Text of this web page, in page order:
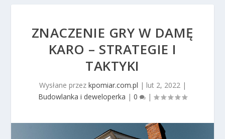
ZNACZENIE GRY W DAMĘ
KARO – STRATEGIE I
TAKTYKI
Wysłane przez kpomiar.com.pl | lut 2, 2022|
Budowlanka i deweloperka | 0 |